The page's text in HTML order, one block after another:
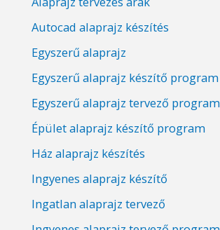
Autocad alaprajz készítés
Egyszerű alaprajz
Egyszerű alaprajz készítő program
Egyszerű alaprajz tervező program
Épület alaprajz készítő program
Ház alaprajz készítés
Ingyenes alaprajz készítő
Ingatlan alaprajz tervező